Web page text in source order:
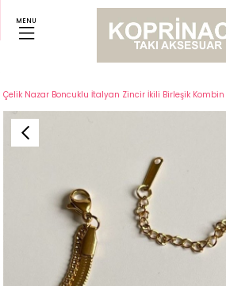
MENU
Bileklikler
Çelik Nazar Boncuklu İtalyan Zincir İkili Birleşik